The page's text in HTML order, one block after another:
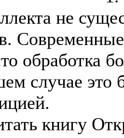
не
обработка
случае это
книгу